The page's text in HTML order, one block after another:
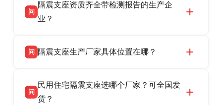
话：13323182312。
产厂家，可提供支座选型、图纸深化设计、现货
供货、现场安装指导一站式服务，主营
话：13323182312。
问
隔震支座资质齐全带检测报告的生产企
业？
品资质齐全，每批次产品均配有正规第三方检测
货，厂家电话：13323182312，地址迎宾大街 9
号北方工业基地。
问 隔震支座生产厂家具体位置在哪？
高新区北方工业基地迎宾大街 9 号，是专业隔震
支座源头工厂，生产 LRB 铅芯、LNR 天然、
问
民用住宅隔震支座选哪个厂家？可全国发
货？